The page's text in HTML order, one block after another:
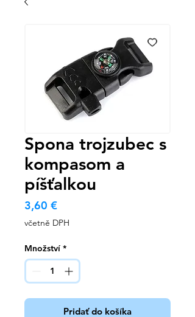
Spona trojzubec s
kompasom a
píšťalkou
3,60 €Cena
včetně DPH
Množství *
Pridať do košíka